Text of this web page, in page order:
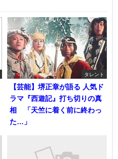
タレント
【芸能】堺正章が語る 人気ド
ラマ『西遊記』打ち切りの真
相 「天竺に着く前に終わっ
た…」